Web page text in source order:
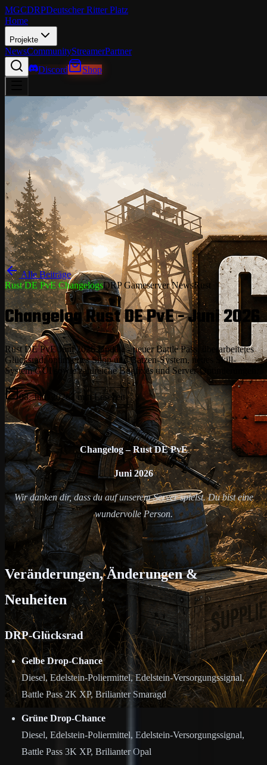
MGCDRPDeutscher Ritter Platz
Home
Projekte
NewsCommunityStreamerPartner
Discord
Shop
Alle Beiträge
Rust DE PvE ChangelogsDRP Gameserver NewsRust
Changelog Rust DE PvE - Juni 2026
Rust DE PvE Juni 2026 Update - neuer Battle Pass, überarbeitetes
Glücksrad, optimiertes Shop und Batzen-System, neues Skill-
System GUI sowie zahlreiche Bugfixes und Server-Optimierungen.
08. Juni 2026 7min Lesezeit
Changelog – Rust DE PvE
Juni 2026
Wir danken dir, dass du auf unserem Server spielst. Du bist eine
wundervolle Person.
Veränderungen, Änderungen &
Neuheiten
DRP-Glücksrad
Gelbe Drop-Chance
Diesel, Edelstein-Poliermittel, Edelstein-Versorgungssignal,
Battle Pass 2K XP, Brilianter Smaragd
Grüne Drop-Chance
Diesel, Edelstein-Poliermittel, Edelstein-Versorgungssignal,
Battle Pass 3K XP, Brilianter Opal